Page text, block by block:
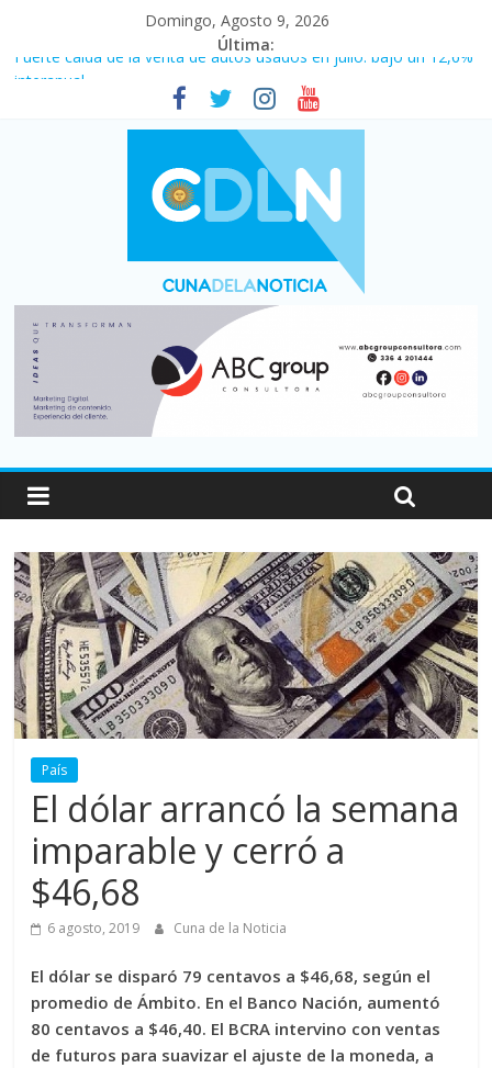
Domingo, Agosto 9, 2026
Última:
Fuerte caída de la venta de autos usados en julio: bajó un 12,6%
Central venció 1 a 0 al River de Coudet en el Monumental
La morosidad alcanzó su nivel más alto en dos décadas y ya
afecta a 400 mil deudores en Santa Fe
Desde que asumió Milei cerraron 41.000 kioscos: el sector
denuncia crisis como en 2001
Vacaciones de invierno con más movimiento y consumo
turístico: 4,6 millones de personas viajaron por el país, un 5,9%
País
El dólar arrancó la semana
imparable y cerró a
$46,68
6 agosto, 2019 Cuna de la Noticia
El dólar se disparó 79 centavos a $46,68, según el
promedio de Ámbito. En el Banco Nación, aumentó
80 centavos a $46,40. El BCRA intervino con ventas
de futuros para suavizar el ajuste de la moneda, a